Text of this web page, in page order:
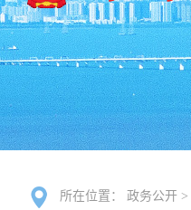
所在位置： 政务公开 >